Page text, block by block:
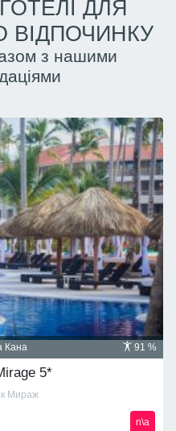
ДЛЯ
ВІДПОЧИНКУ
з нашими
91 %
Кана
5*
Мираж
n\a